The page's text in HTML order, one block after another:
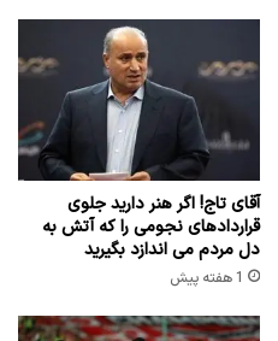
آقای تاج! اگر هنر دارید جلوی
قراردادهای نجومی را که آتش به
دل مردم می اندازد بگیرید
1 هفته پیش